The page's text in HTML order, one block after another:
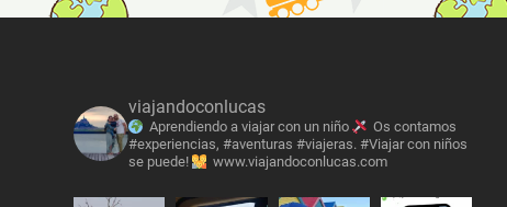
viajandoconlucas
Aprendiendo a viajar con un niño
Os contamos
#experiencias, #aventuras #viajeras. #Viajar con niños
se puede!
www.viajandoconlucas.com